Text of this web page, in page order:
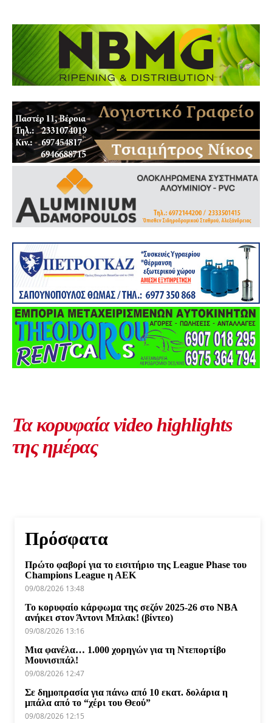
Τα κορυφαία video highlights
της ημέρας
Πρόσφατα
Πρώτο φαβορί για το εισιτήριο της League Phase του
Champions League η ΑΕΚ
09/08/2026 13:48
Το κορυφαίο κάρφωμα της σεζόν 2025-26 στο NBA
ανήκει στον Άντονι Μπλακ! (βίντεο)
09/08/2026 13:16
Μια φανέλα… 1.000 χορηγών για τη Ντεπορτίβο
Μουνισιπάλ!
09/08/2026 12:47
Σε δημοπρασία για πάνω από 10 εκατ. δολάρια η
μπάλα από το “χέρι του Θεού”
09/08/2026 12:15